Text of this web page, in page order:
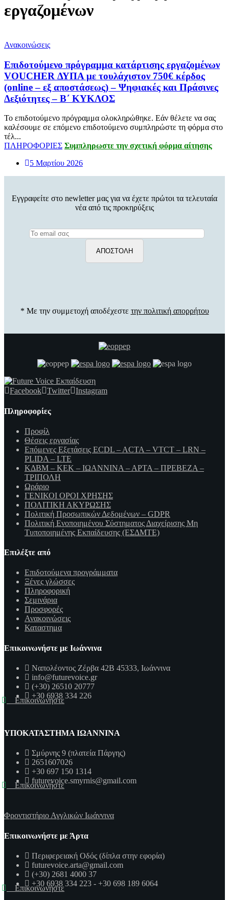
εργαζομένων
Ανακοινώσεις
Επιδοτούμενο πρόγραμμα κατάρτισης εργαζομένων
VOUCHER ΔΥΠΑ με τουλάχιστον 750€ κέρδος
(online – εξ αποστάσεως) – Ψηφιακές και Πράσινες
Δεξιότητες – Β΄ ΚΥΚΛΟΣ
Το επιδοτούμενο πρόγραμμα ολοκληρώθηκε. Εάν θέλετε να σας
καλέσουμε σε επόμενο επιδοτούμενο συμπληρώστε τη φόρμα στο
τέλ...
ΠΛΗΡΟΦΟΡΙΕΣ Συμπληρωστε την σχετική φόρμα αίτησης
5 Μαρτίου 2026
Εγγραφείτε στο newletter μας για να έχετε πρώτοι τα τελευταία
νέα από τις προκηρύξεις
* Με την συμμετοχή αποδέχεστε την πολιτική απορρήτου
Facebook Twitter Instagram
Πληροφορίες
Προφίλ
Θέσεις εργασίας
Επόμενες Εξετάσεις ECDL – ACTA – VTCT – LRN –
PLIDA – LTE
ΚΔΒΜ – ΚΕΚ – ΙΩΑΝΝΙΝΑ – ΑΡΤΑ – ΠΡΕΒΕΖΑ –
ΤΡΙΠΟΛΗ
Ωράριο
ΓΕΝΙΚΟΙ ΟΡΟΙ ΧΡΗΣΗΣ
ΠΟΛΙΤΙΚΗ ΑΚΥΡΩΣΗΣ
Πολιτική Προσωπικών Δεδομένων – GDPR
Πολιτική Ενοποιημένου Σύστηματος Διαχείρισης Μη
Τυποποιημένης Εκπαίδευσης (ΕΣΔΜΤΕ)
Επιλέξτε από
Επιδοτούμενα προγράμματα
Ξένες γλώσσες
Πληροφορική
Σεμινάρια
Προσφορές
Ανακοινώσεις
Καταστημα
Επικοινωνήστε με Ιωάννινα
Ναπολέοντος Ζέρβα 42Β 45333, Ιωάννινα
info@futurevoice.gr
(+30) 26510 20777
+30 6938 334 226
Επικοινωνήστε
ΥΠΟΚΑΤΑΣΤΗΜΑ ΙΩΑΝΝΙΝΑ
Σμύρνης 9 (πλατεία Πάργης)
2651607026
+30 697 150 1314
futurevoice.smyrnis@gmail.com
Επικοινωνήστε
Φροντιστήριο Αγγλικών Ιωάννινα
Επικοινωνήστε με Άρτα
Περιφερειακή Οδός (δίπλα στην εφορία)
futurevoice.arta@gmail.com
(+30) 2681 4000 37
+30 6938 334 223 - +30 698 189 6064
Επικοινωνήστε